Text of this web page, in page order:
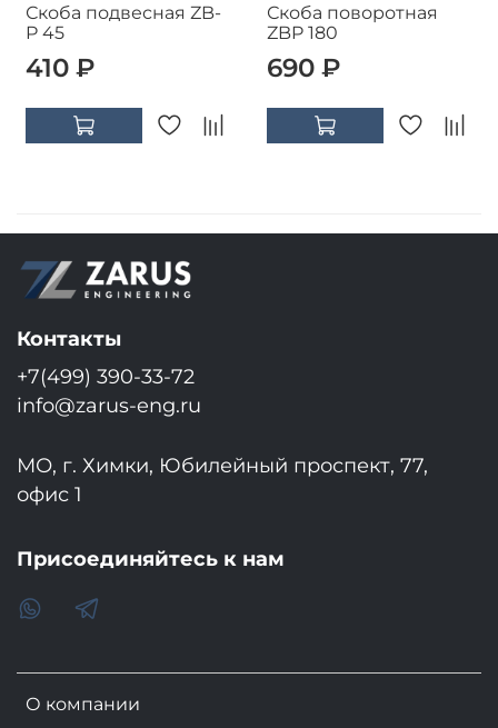
Скоба подвесная ZB-
P 45
410 ₽
Скоба поворотная
ZBP 180
690 ₽
О компании
Контакты
+7(499) 390-33-72
info@zarus-eng.ru
МО, г. Химки, Юбилейный проспект, 77,
офис 1
Присоединяйтесь к нам